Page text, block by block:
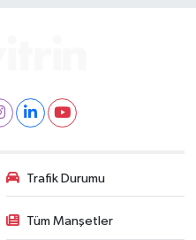
Trafik Durumu
Tüm Manşetler